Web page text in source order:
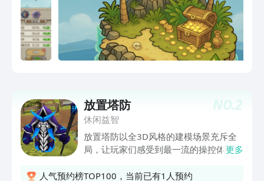
NO.2
放置塔防
休闲益智
放置塔防以全3D风格的建模场景充斥全
局，让玩家们感受到最一流的操控体验，
塔防体验，双重维度上的趣味体感完全满
更多
人气预约榜TOP100，当前已有1人预约